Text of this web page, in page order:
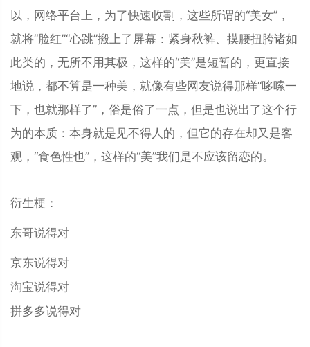
以，网络平台上，为了快速收割，这些所谓的“美女”，
就将“脸红”“心跳”搬上了屏幕：紧身秋裤、摸腰扭胯诸如
此类的，无所不用其极，这样的“美”是短暂的，更直接
地说，都不算是一种美，就像有些网友说得那样“哆嗦一
下，也就那样了”，俗是俗了一点，但是也说出了这个行
为的本质：本身就是见不得人的，但它的存在却又是客
观，“食色性也”，这样的“美”我们是不应该留恋的。
衍生梗：
东哥说得对
京东说得对
淘宝说得对
拼多多说得对